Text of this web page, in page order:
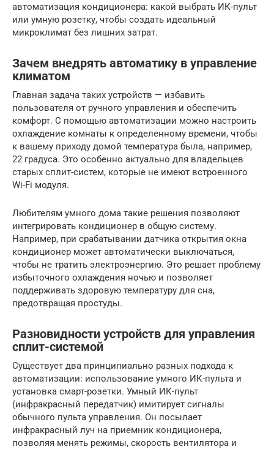
автоматизация кондиционера: какой выбрать ИК-пульт
или умную розетку, чтобы создать идеальный
микроклимат без лишних затрат.
Зачем внедрять автоматику в управление
климатом
Главная задача таких устройств — избавить
пользователя от ручного управления и обеспечить
комфорт. С помощью автоматизации можно настроить
охлаждение комнаты к определенному времени, чтобы
к вашему приходу домой температура была, например,
22 градуса. Это особенно актуально для владельцев
старых сплит-систем, которые не имеют встроенного
Wi-Fi модуля.
Любителям умного дома такие решения позволяют
интегрировать кондиционер в общую систему.
Например, при срабатывании датчика открытия окна
кондиционер может автоматически выключаться,
чтобы не тратить электроэнергию. Это решает проблему
избыточного охлаждения ночью и позволяет
поддерживать здоровую температуру для сна,
предотвращая простуды.
Разновидности устройств для управления
сплит-системой
Существует два принципиально разных подхода к
автоматизации: использование умного ИК-пульта и
установка смарт-розетки. Умный ИК-пульт
(инфракрасный передатчик) имитирует сигналы
обычного пульта управления. Он посылает
инфракрасный луч на приемник кондиционера,
позволяя менять режимы, скорость вентилятора и